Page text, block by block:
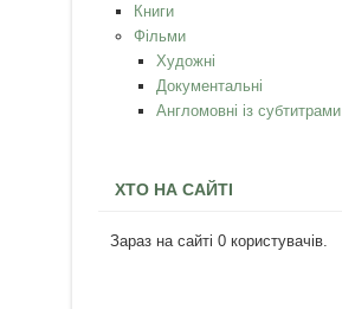
Книги
Фільми
Художні
Документальні
Англомовні із субтитрами
ХТО НА САЙТІ
Зараз на сайті 0 користувачів.